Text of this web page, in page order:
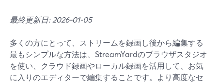
最終更新日: 2026-01-05
多くの方にとって、ストリームを録画し後から編集する
最もシンプルな方法は、StreamYardのブラウザスタジオ
を使い、クラウド録画やローカル録画を活用して、お気
に入りのエディターで編集することです。より高度なセ